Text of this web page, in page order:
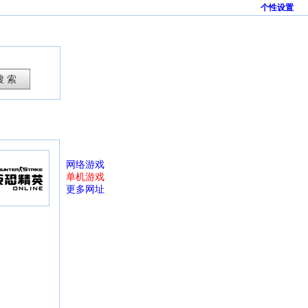
个性设置
网络游戏
单机游戏
更多网址